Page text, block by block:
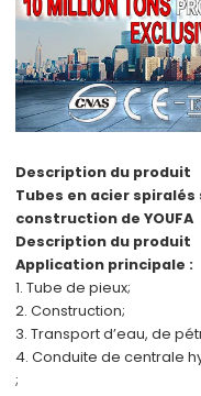
Description du produit
Tubes en acier spiralés
construction de YOUFA
Description du produit
Application principale :
1. Tube de pieux;
2. Construction;
3. Transport d’eau, de
4. Conduite de centrale
;